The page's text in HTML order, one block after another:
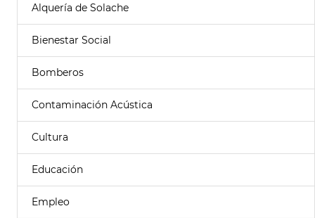
Alquería de Solache
Bienestar Social
Bomberos
Contaminación Acústica
Cultura
Educación
Empleo